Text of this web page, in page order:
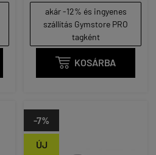
akár -12% és ingyenes
szállítás Gymstore PRO
tagként
 KOSÁRBA
ÚJ
-7%